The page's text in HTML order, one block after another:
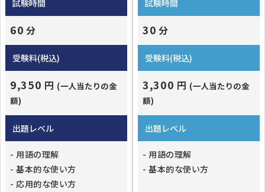
試験時間
60 分
受験料(税込)
9,350 円 (一人当たりの金
額)
出題レベル
- 用語の理解
- 基本的な使い方
- 応用的な使い方
試験時間
30 分
受験料(税込)
3,300 円 (一人当たりの金
額)
出題レベル
- 用語の理解
- 基本的な使い方